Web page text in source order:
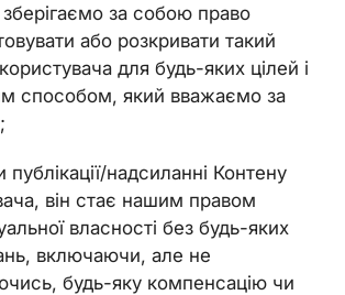
за собою право
або розкривати такий
для будь-яких цілей і
способом, який вважаємо за
публікації/надсиланні Контену
він стає нашим правом
власності без будь-яких
включаючи, але не
будь-яку компенсацію чи